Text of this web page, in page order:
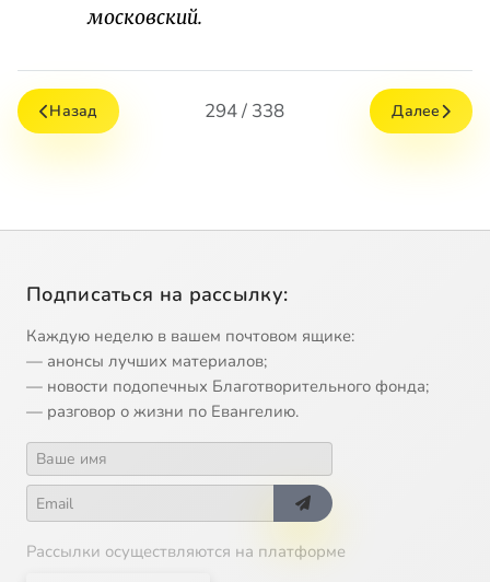
московский.
Назад 294 / 338 Далее
Подписаться на рассылку:
Каждую неделю в вашем почтовом ящике:
— анонсы лучших материалов;
— новости подопечных Благотворительного фонда;
— разговор о жизни по Евангелию.
Рассылки осуществляются на платформе